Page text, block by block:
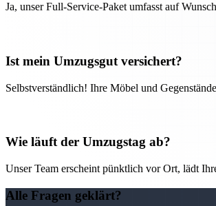
Ja, unser Full-Service-Paket umfasst auf
Ist mein Umzugsgut versichert?
Selbstverständlich! Ihre Möbel und
Wie läuft der Umzugstag ab?
Unser Team erscheint pünktlich vor Ort, lädt
Alle Fragen geklärt?